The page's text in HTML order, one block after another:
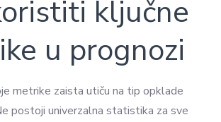
ključne
u prognozi
metrike zaista utiču na tip opklade
postoji univerzalna statistika za sve